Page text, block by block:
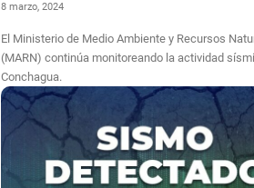
8 marzo, 2024
El Ministerio de Medio Ambiente y Recursos
(MARN) continúa monitoreando la actividad
Conchagua.